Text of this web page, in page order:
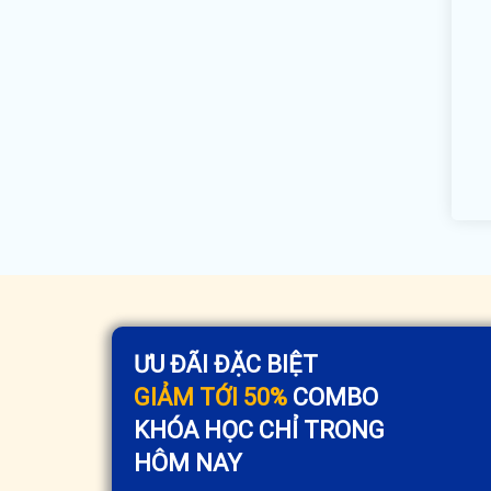
ƯU ĐÃI ĐẶC BIỆT
GIẢM TỚI 50% COMBO
KHÓA HỌC CHỈ TRONG
HÔM NAY